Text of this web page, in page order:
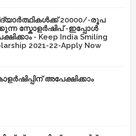
20000/-രൂപ
സ്കോളർഷിപ് -ഇപ്പോൾ
- Keep India Smiling
2021-22-Apply Now
അപേക്ഷിക്കാം